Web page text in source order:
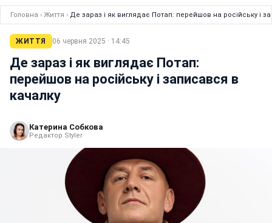
Головна › Життя › Де зараз і як виглядає Потап: перейшов на російську і
ЖИТТЯ 06 червня 2025 · 14:45
Де зараз і як виглядає Потап:
перейшов на російську і записався в
качалку
Катерина Собкова
Редактор Styler